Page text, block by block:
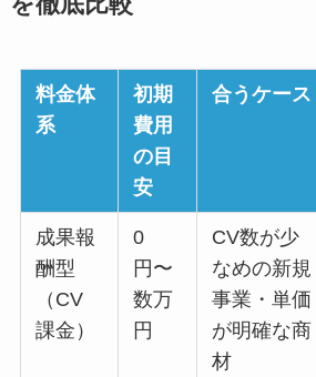
料金体
系
初期
費用
の目
安
合うケース
成果報
酬型
（CV
課金）
0
円〜
数万
円
CV数が少
なめの新規
事業・単価
が明確な商
材